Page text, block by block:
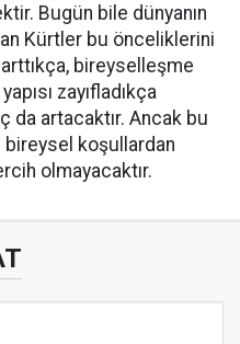
Bugün bile dünyanın
Kürtler bu önceliklerini
bireyselleşme
zayıfladıkça
da artacaktır. Ancak bu
koşullardan
olmayacaktır.